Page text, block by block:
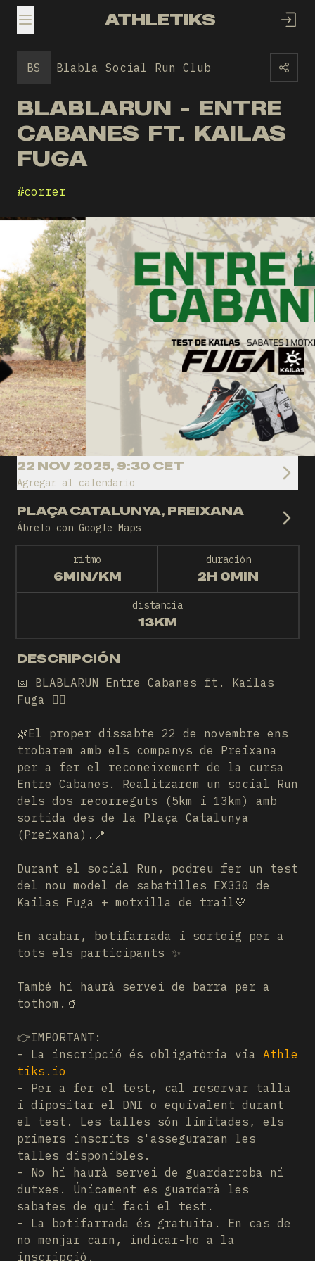
TOGGLE MENUATHLETIKS
BS Blabla Social Run Club
BLABLARUN - ENTRE
CABANES FT. KAILAS
FUGA
#correr
22 NOV 2025, 9:30 CET
Agregar al calendario
PLAÇA CATALUNYA, PREIXANA
Ábrelo con Google Maps
ritmo
6MIN/KM
duración
2H 0MIN
distancia
13KM
DESCRIPCIÓN
📅 BLABLARUN Entre Cabanes ft. Kailas
Fuga 🏃‍♀️
🌿El proper dissabte 22 de novembre ens
trobarem amb els companys de Preixana
per a fer el reconeixement de la cursa
Entre Cabanes. Realitzarem un social Run
dels dos recorreguts (5km i 13km) amb
sortida des de la Plaça Catalunya
(Preixana).📍
Durant el social Run, podreu fer un test
del nou model de sabatilles EX330 de
Kailas Fuga + motxilla de trail💛
En acabar, botifarrada i sorteig per a
tots els participants ✨
També hi haurà servei de barra per a
tothom.🥤
👉IMPORTANT:
- La inscripció és obligatòria via Athle
tiks.io
- Per a fer el test, cal reservar talla
i dipositar el DNI o equivalent durant
el test. Les talles són limitades, els
primers inscrits s'asseguraran les
talles disponibles.
- No hi haurà servei de guardarroba ni
dutxes. Únicament es guardarà les
sabates de qui faci el test.
- La botifarrada és gratuita. En cas de
no menjar carn, indicar-ho a la
inscripció.